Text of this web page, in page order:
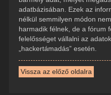
adatbázisában. Ezek az
nélkül semmilyen módon
harmadik félnek, de a fórum
felelősséget vállalni az
„hackertámadás” esetén.
Vissza az előző oldalra